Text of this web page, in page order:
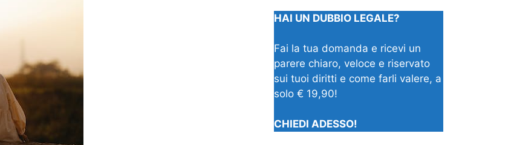
HAI UN DUBBIO LEGALE?
Fai la tua domanda e ricevi un
parere chiaro, veloce e riservato
sui tuoi diritti e come farli valere, a
solo € 19,90!
CHIEDI ADESSO!